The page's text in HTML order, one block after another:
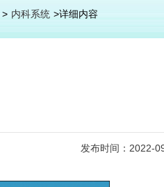
> 内科系统 >详细内容
发布时间：2022-